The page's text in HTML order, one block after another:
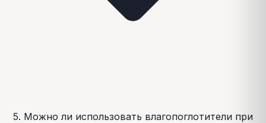
5. Можно ли использовать влагопоглотители при